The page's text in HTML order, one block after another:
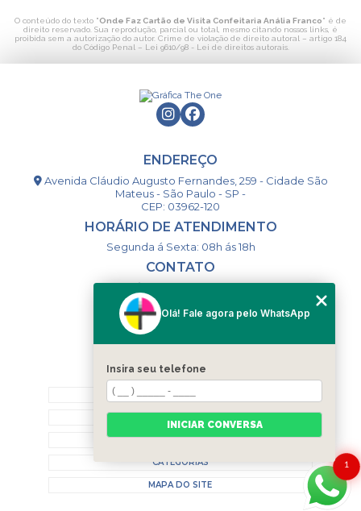
O conteúdo do texto "Onde Faz Cartão de Visita Confeitaria Anália Franco" é de
direito reservado. Sua reprodução, parcial ou total, mesmo citando nossos links, é
proibida sem a autorização do autor. Crime de violação de direito autoral – artigo 184
do Código Penal – Lei 9610/98 - Lei de direitos autorais.
ENDEREÇO
Avenida Cláudio Augusto Fernandes, 259 - Cidade São
Mateus - São Paulo - SP -
CEP: 03962-120
HORÁRIO DE ATENDIMENTO
Segunda á Sexta: 08h ás 18h
CONTATO
(11) 98993-9556
togsm1@gmail.com
MENU
HOME
CONTATO
CATEGORIAS
MAPA DO SITE
1
Olá! Fale agora pelo WhatsApp
Insira seu telefone
INICIAR CONVERSA